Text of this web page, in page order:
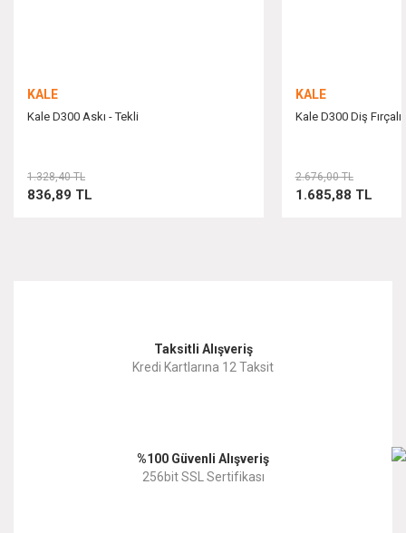
KALE
Kale D300 Askı - Tekli
836,89 TL
1.328,40 TL
KALE
Kale D300 Diş
1.685,88 TL
2.676,00 TL
Taksitli Alışveriş
Kredi Kartlarına 12 Taksit
%100 Güvenli Alışveriş
256bit SSL Sertifikası